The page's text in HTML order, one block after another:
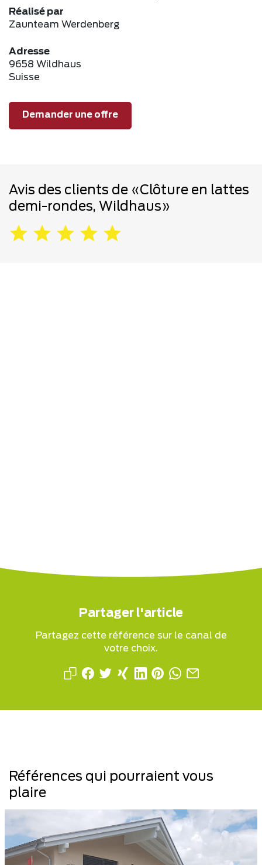
Réalisé par
Zaunteam Werdenberg
Adresse
9658 Wildhaus
Suisse
Demander une offre
Avis des clients de «Clôture en lattes
demi-rondes, Wildhaus»
Partager l'article
Partagez cette référence sur le canal de
votre choix.
Références qui pourraient vous
plaire